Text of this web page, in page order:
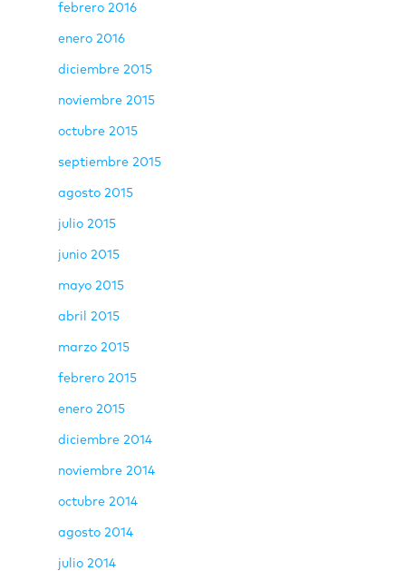
febrero 2016
enero 2016
diciembre 2015
noviembre 2015
octubre 2015
septiembre 2015
agosto 2015
julio 2015
junio 2015
mayo 2015
abril 2015
marzo 2015
febrero 2015
enero 2015
diciembre 2014
noviembre 2014
octubre 2014
agosto 2014
julio 2014